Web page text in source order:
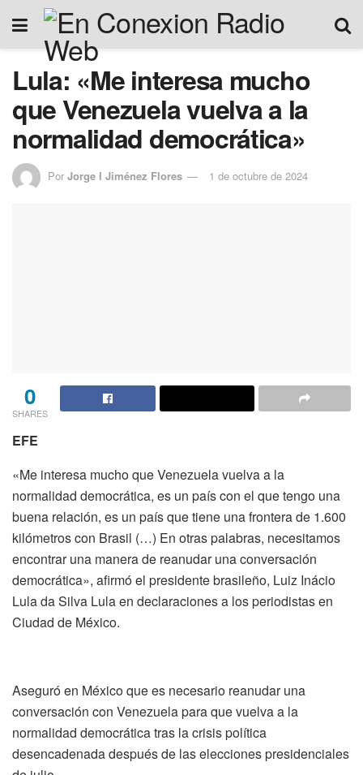
Lula: «Me interesa mucho
que Venezuela vuelva a la
normalidad democrática»
Por Jorge I Jiménez Flores 1 de octubre de 2024
0
SHARES
EFE
«Me interesa mucho que Venezuela vuelva a la
normalidad democrática, es un país con el que tengo una
buena relación, es un país que tiene una frontera de 1.600
kilómetros con Brasil (…) En otras palabras, necesitamos
encontrar una manera de reanudar una conversación
democrática», afirmó el presidente brasileño, Luiz Inácio
Lula da Silva Lula en declaraciones a los periodistas en
Ciudad de México.
Aseguró en México que es necesario reanudar una
conversación con Venezuela para que vuelva a la
normalidad democrática tras la crisis política
desencadenada después de las elecciones presidenciales